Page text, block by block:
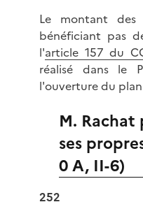
Le montant des
bénéficiant pas
l'article 157 du
réalisé dans le
l'ouverture du
M. Rachat
ses
0 A, II-6)
252